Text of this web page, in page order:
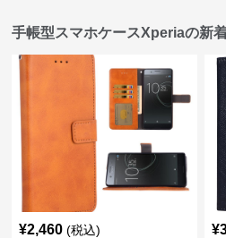
手帳型スマホケースXperiaの新
¥2,460 (税込) ¥